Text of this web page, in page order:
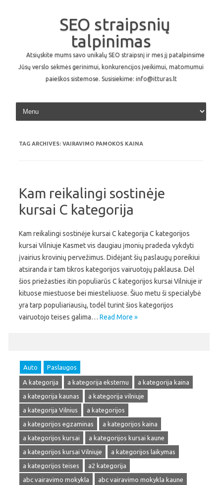
SEO straipsnių
talpinimas
Atsiųskite mums savo unikalų SEO straipsnį ir mes jį patalpinsime
Jūsų verslo sėkmės gerinimui, konkurencijos įveikimui, matomumui
paieškos sistemose. Susisiekime: info@itturas.lt
Skip to content
TAG ARCHIVES: VAIRAVIMO PAMOKOS KAINA
Kam reikalingi sostinėje
kursai C kategorija
Kam reikalingi sostinėje kursai C kategorija C kategorijos
kursai Vilniuje Kasmet vis daugiau įmonių pradeda vykdyti
įvairius krovinių pervežimus. Didėjant šių paslaugų poreikiui
atsiranda ir tam tikros kategorijos vairuotojų paklausa. Dėl
šios priežasties itin populiarūs C kategorijos kursai Vilniuje ir
kituose miestuose bei miesteliuose. Šiuo metu ši specialybė
yra tarp populiariausių, todėl turint šios kategorijos
vairuotojo teises galima… Read More »
Auto Paslaugos
A kategorija a kategorija eksternu
a kategorija kaina
a kategorija kaunas
a kategorija vilniuje
a kategorija Vilnius
a kategorijos
a kategorijos egzaminas
a kategorijos kaina
a kategorijos kursai
a kategorijos kursai kaune
a kategorijos kursai Vilniuje
a kategorijos laikymas
a kategorijos teises
a2 kategorija
abc vairavimo mokykla
abc vairavimo mokykla kaune